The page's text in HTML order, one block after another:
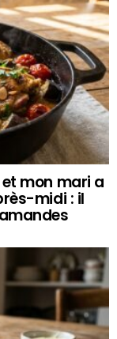
mon mari a
midi : il